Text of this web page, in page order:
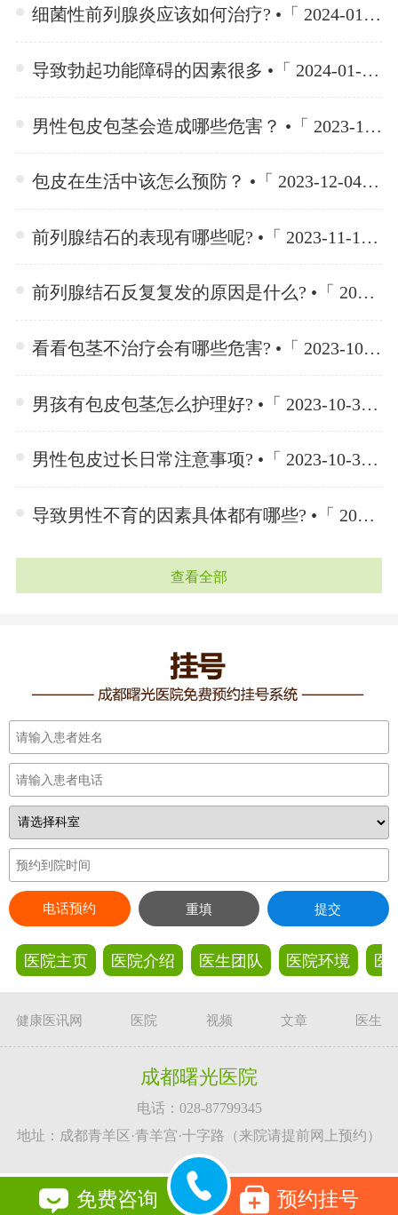
细菌性前列腺炎应该如何治疗? •「 2024-01-15 」
导致勃起功能障碍的因素很多 •「 2024-01-15 」
男性包皮包茎会造成哪些危害？ •「 2023-12-04 」
包皮在生活中该怎么预防？ •「 2023-12-04 」
前列腺结石的表现有哪些呢? •「 2023-11-10 」
前列腺结石反复复发的原因是什么? •「 2023-11-10 」
看看包茎不治疗会有哪些危害? •「 2023-10-30 」
男孩有包皮包茎怎么护理好? •「 2023-10-30 」
男性包皮过长日常注意事项? •「 2023-10-30 」
导致男性不育的因素具体都有哪些? •「 2023-10-23 」
查看全部
电话预约 重填 提交
医院主页 医院介绍 医生团队 医院环境 医
健康医讯网 医院 视频 文章 医生
成都曙光医院
电话：028-87799345
地址：成都青羊区·青羊宫·十字路（来院请提前网上预约）
免费咨询 预约挂号